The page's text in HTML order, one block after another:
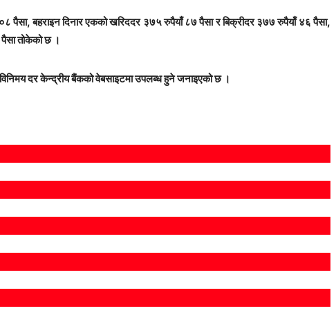
बहराइन दिनार एकको खरिददर ३७५ रुपैयाँ ८७ पैसा र बिक्रीदर ३७७ रुपैयाँ ४६ पैसा,
तोकेको छ ।
दर केन्द्रीय बैंकको वेबसाइटमा उपलब्ध हुने जनाइएको छ ।